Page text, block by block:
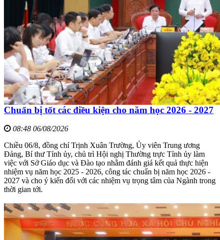
Chuẩn bị tốt các điều kiện cho năm học 2026 - 2027
08:48 06/08/2026
Chiều 06/8, đồng chí Trịnh Xuân Trường, Ủy viên Trung ương
Đảng, Bí thư Tỉnh ủy, chủ trì Hội nghị Thường trực Tỉnh ủy làm
việc với Sở Giáo dục và Đào tạo nhằm đánh giá kết quả thực hiện
nhiệm vụ năm học 2025 - 2026, công tác chuẩn bị năm học 2026 -
2027 và cho ý kiến đối với các nhiệm vụ trọng tâm của Ngành trong
thời gian tới.